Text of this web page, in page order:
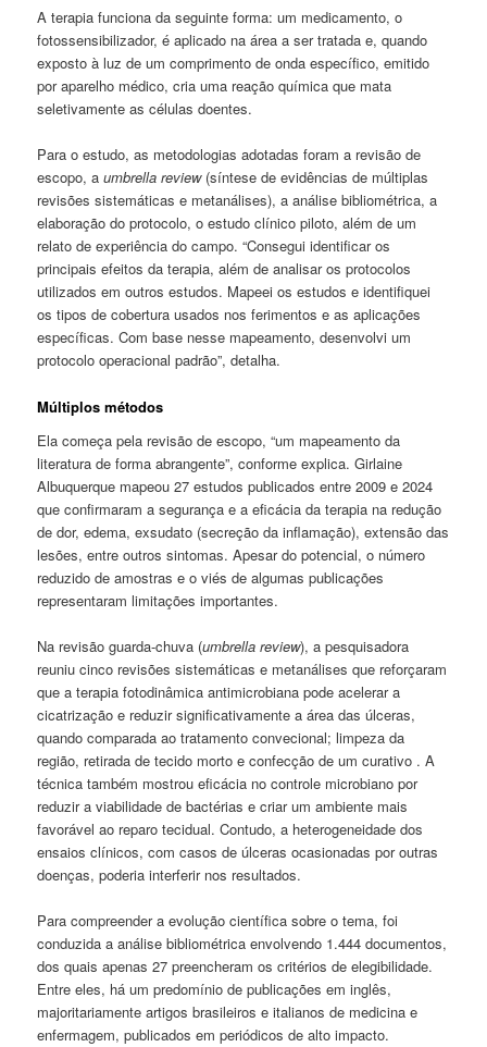
A terapia funciona da seguinte forma: um medicamento, o
fotossensibilizador, é aplicado na área a ser tratada e, quando
exposto à luz de um comprimento de onda específico, emitido
por aparelho médico, cria uma reação química que mata
seletivamente as células doentes.
Para o estudo, as metodologias adotadas foram a revisão de
escopo, aumbrella review (síntese de evidências de múltiplas
revisões sistemáticas e metanálises), a análise bibliométrica, a
elaboração do protocolo, o estudo clínico piloto, além de um
relato de experiência do campo. “Consegui identificar os
principais efeitos da terapia, além de analisar os protocolos
utilizados em outros estudos. Mapeei os estudos e identifiquei
os tipos de cobertura usados nos ferimentos e as aplicações
específicas. Com base nesse mapeamento, desenvolvi um
protocolo operacional padrão”, detalha.
Múltiplos métodos
Ela começa pela revisão de escopo, “um mapeamento da
literatura de forma abrangente”, conforme explica. Girlaine
Albuquerque mapeou 27 estudos publicados entre 2009 e 2024
que confirmaram a segurança e a eficácia da terapia na redução
de dor, edema, exsudato (secreção da inflamação), extensão das
lesões, entre outros sintomas. Apesar do potencial, o número
reduzido de amostras e o viés de algumas publicações
representaram limitações importantes.
Na revisão guarda-chuva (umbrella review), a pesquisadora
reuniu cinco revisões sistemáticas e metanálises que reforçaram
que a terapia fotodinâmica antimicrobiana pode acelerar a
cicatrização e reduzir significativamente a área das úlceras,
quando comparada ao tratamento convecional; limpeza da
região, retirada de tecido morto e confecção de um curativo . A
técnica também mostrou eficácia no controle microbiano por
reduzir a viabilidade de bactérias e criar um ambiente mais
favorável ao reparo tecidual. Contudo, a heterogeneidade dos
ensaios clínicos, com casos de úlceras ocasionadas por outras
doenças, poderia interferir nos resultados.
Para compreender a evolução científica sobre o tema, foi
conduzida a análise bibliométrica envolvendo 1.444 documentos,
dos quais apenas 27 preencheram os critérios de elegibilidade.
Entre eles, há um predomínio de publicações em inglês,
majoritariamente artigos brasileiros e italianos de medicina e
enfermagem, publicados em periódicos de alto impacto.